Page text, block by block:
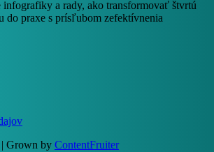
a rady, ako transformovať štvrtú
do praxe s prísľubom zefektívnenia
Grown by ContentFruiter